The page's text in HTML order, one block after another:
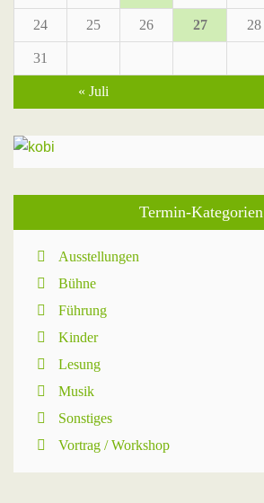
24 25 26 27 28
31
« Juli
Termin-Kategorien
Ausstellungen
Bühne
Führung
Kinder
Lesung
Musik
Sonstiges
Vortrag / Workshop